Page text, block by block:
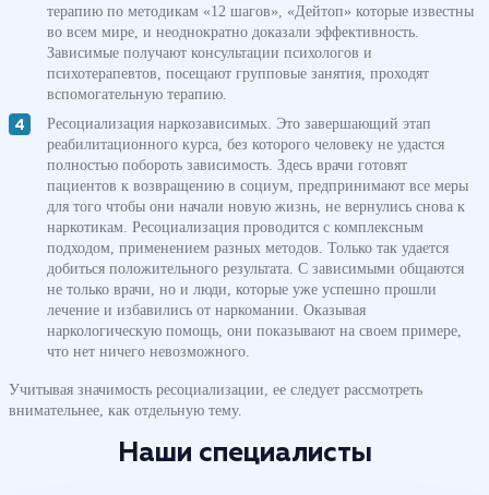
терапию по методикам «12 шагов», «Дейтоп» которые известны
во всем мире, и неоднократно доказали эффективность.
Зависимые получают консультации психологов и
психотерапевтов, посещают групповые занятия, проходят
вспомогательную терапию.
Ресоциализация наркозависимых. Это завершающий этап
реабилитационного курса, без которого человеку не удастся
полностью побороть зависимость. Здесь врачи готовят
пациентов к возвращению в социум, предпринимают все меры
для того чтобы они начали новую жизнь, не вернулись снова к
наркотикам. Ресоциализация проводится с комплексным
подходом, применением разных методов. Только так удается
добиться положительного результата. С зависимыми общаются
не только врачи, но и люди, которые уже успешно прошли
лечение и избавились от наркомании. Оказывая
наркологическую помощь, они показывают на своем примере,
что нет ничего невозможного.
Учитывая значимость ресоциализации, ее следует рассмотреть
внимательнее, как отдельную тему.
Наши специалисты